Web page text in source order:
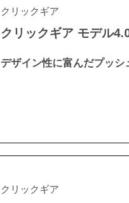
クリックギア
クリックギア モデル
デザイン性に富んだプッシ
クリックギア